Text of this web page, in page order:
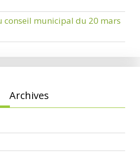
conseil municipal du 20 mars
Archives